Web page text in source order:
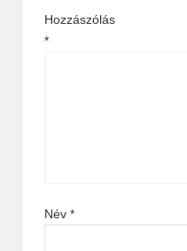
Hozzászólás
*
Név *